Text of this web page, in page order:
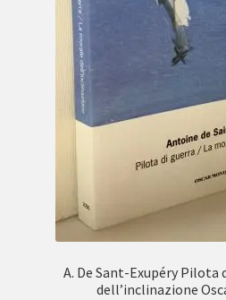
A. De Sant-Exupéry
dell’inclinazione